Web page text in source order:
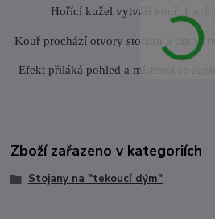
Hořící kužel vytváří kouř, který
Kouř prochází otvory stojanu a tím
Efekt přiláká pohled a místnost se
Zboží zařazeno v kategoriích
Stojany na "tekoucí dým"